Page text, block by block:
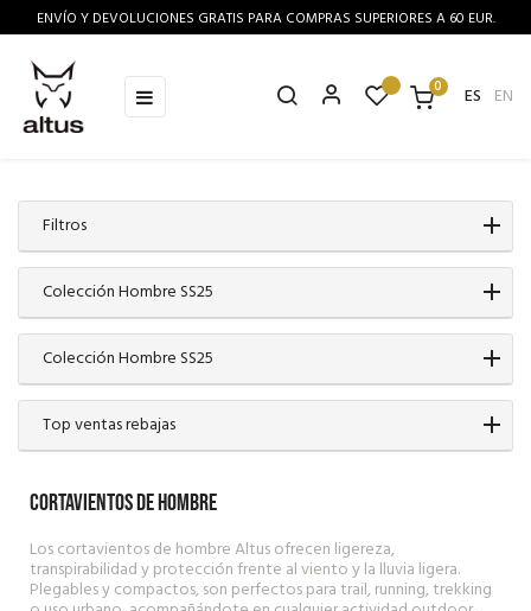
ENVÍO Y DEVOLUCIONES GRATIS PARA COMPRAS SUPERIORES A 60 EUR.
Navegación
de
☰ 0 ES EN
Filtros
Colección Hombre SS25
Colección Hombre SS25
Top ventas rebajas
CORTAVIENTOS DE HOMBRE
Los cortavientos de hombre Altus ofrecen ligereza,
transpirabilidad y protección frente al viento y la lluvia ligera.
Plegables y compactos, son perfectos para trail, running, trekking